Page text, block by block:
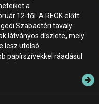
a
12-től. A REÖK előtt
Szabadtéri tavaly
látványos díszlete, mely
lesz utolsó.
papírszívekkel ráadásul